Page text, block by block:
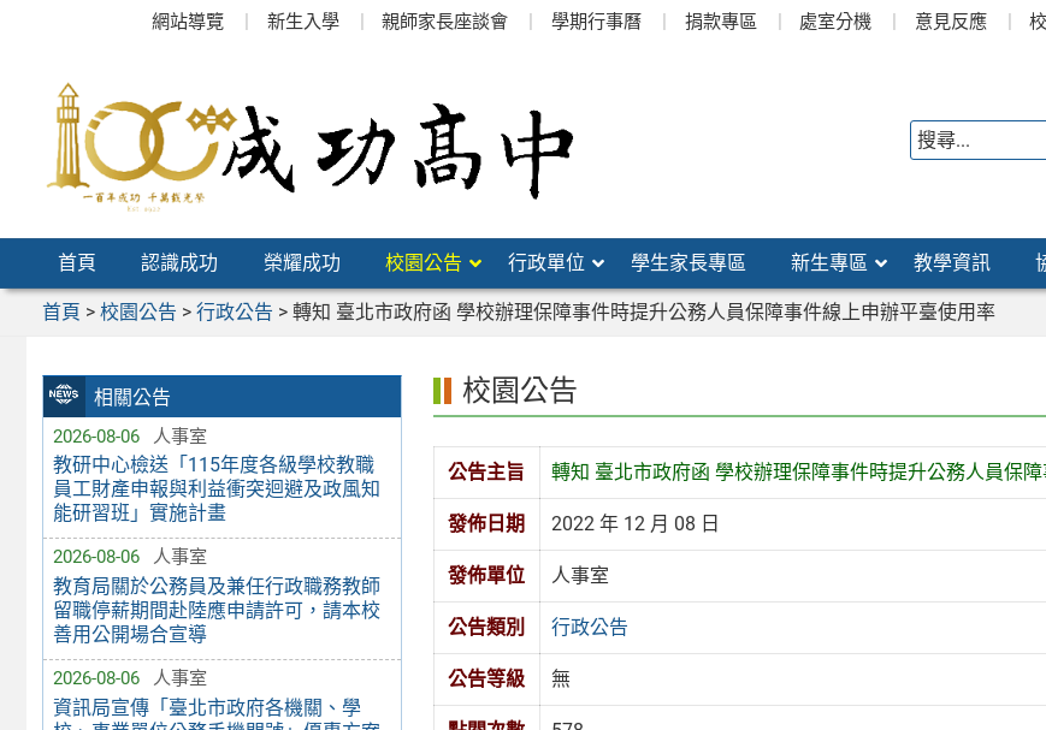
網站導覽 新生入學 親師家長座談會 學期行事曆 捐款專區 處室分機 意見反應
首頁 認識成功 榮耀成功 校園公告 行政單位 學生家長專區 新生專區 教學資訊
首頁 > 校園公告 > 行政公告 > 轉知 臺北市政府函 學校辦理保障事件時提升公務人員保障事件線上申辦平臺使用率
相關公告
2026-08-06 人事室
教研中心檢送「115年度各級學校教職
員工財產申報與利益衝突迴避及政風知
能研習班」實施計畫
2026-08-06 人事室
教育局關於公務員及兼任行政職務教師
留職停薪期間赴陸應申請許可，請本校
善用公開場合宣導
2026-08-06 人事室
資訊局宣傳「臺北市政府各機關、學
校園公告
公告主旨 轉知 臺北市政府函 學校辦理保障事件時提升公務人員保
發佈日期 2022 年 12 月 08 日
發佈單位 人事室
公告類別 行政公告
公告等級 無